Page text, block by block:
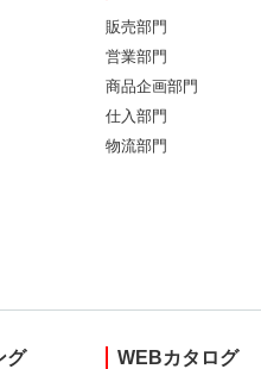
販売部門
営業部門
商品企画部門
仕入部門
物流部門
グ WEBカタログ